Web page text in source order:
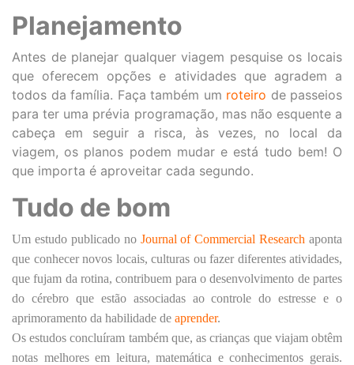
Planejamento
Antes de planejar qualquer viagem pesquise os locais
que oferecem opções e atividades que agradem a
todos da família. Faça também um roteiro de passeios
para ter uma prévia programação, mas não esquente a
cabeça em seguir a risca, às vezes, no local da
viagem, os planos podem mudar e está tudo bem! O
que importa é aproveitar cada segundo.
Tudo de bom
Um estudo publicado no Journal of Commercial Research aponta
que conhecer novos locais, culturas ou fazer diferentes atividades,
que fujam da rotina, contribuem para o desenvolvimento de partes
do cérebro que estão associadas ao controle do estresse e o
aprimoramento da habilidade de aprender.
Os estudos concluíram também que, as crianças que viajam obtêm
notas melhores em leitura, matemática e conhecimentos gerais.